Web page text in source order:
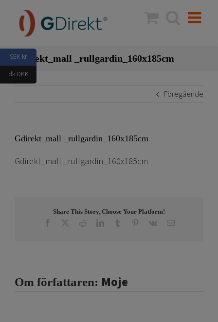
innehållet
Gdirekt_mall _rullgardin_160x185cm
Föregående
Gdirekt_mall _rullgardin_160x185cm
Gdirekt_mall _rullgardin_160x185cm
Share This Story, Choose Your Platform!
Facebook RedditLinkedInTumblr Pinterest
Vk E-
Om författaren: Moje
SEK kr
dk DKK